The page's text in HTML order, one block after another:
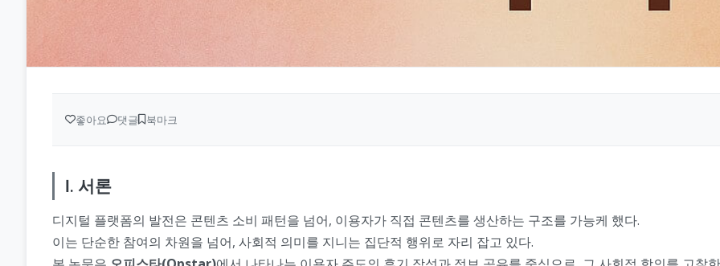
좋아요 댓글 북마크
Ⅰ. 서론
디지털 플랫폼의 발전은 콘텐츠 소비 패턴을 넘어, 이용자가 직접 콘텐츠를 생산하는 구조를 가능케 했다.
이는 단순한 참여의 차원을 넘어, 사회적 의미를 지니는 집단적 행위로 자리 잡고 있다.